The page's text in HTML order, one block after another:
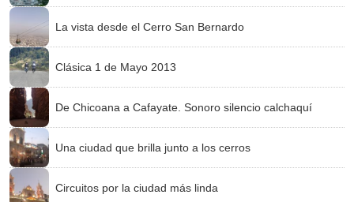
La vista desde el Cerro San Bernardo
Clásica 1 de Mayo 2013
De Chicoana a Cafayate. Sonoro silencio calchaquí
Una ciudad que brilla junto a los cerros
Circuitos por la ciudad más linda